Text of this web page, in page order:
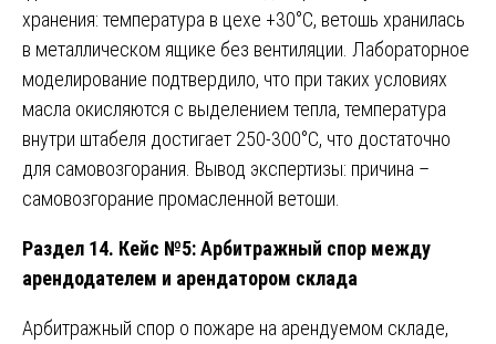
хранения: температура в цехе +30°C, ветошь хранилась
в металлическом ящике без вентиляции. Лабораторное
моделирование подтвердило, что при таких условиях
масла окисляются с выделением тепла, температура
внутри штабеля достигает 250-300°C, что достаточно
для самовозгорания. Вывод экспертизы: причина –
самовозгорание промасленной ветоши.
Раздел 14. Кейс №5: Арбитражный спор между
арендодателем и арендатором склада
Арбитражный спор о пожаре на арендуемом складе,